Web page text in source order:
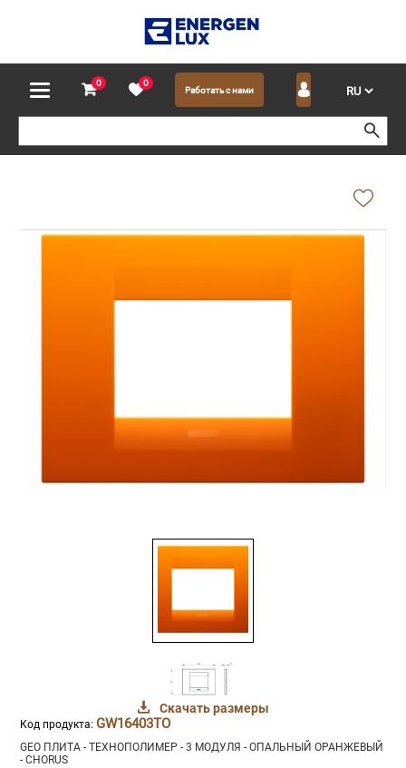
0 0
Работать с нами
Скачать размеры
Код продукта: GW16403TO
GEO ПЛИТА - ТЕХНОПОЛИМЕР - 3 МОДУЛЯ - ОПАЛЬНЫЙ ОРАНЖЕВЫЙ
- CHORUS